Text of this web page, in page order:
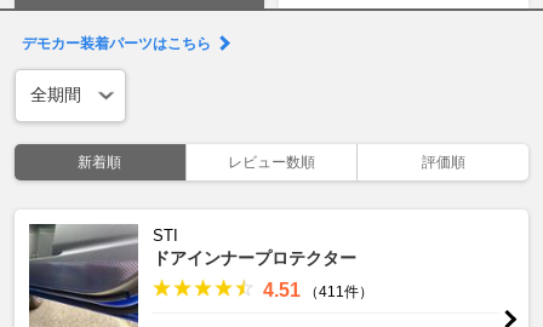
デモカー装着パーツはこちら
新着順 レビュー数順 評価順
STI
ドアインナープロテクター
4.51 （411件）